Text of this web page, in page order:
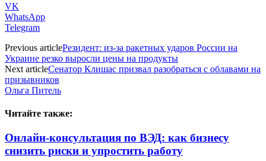
VK
WhatsApp
Telegram
Previous articleРезидент: из-за ракетных ударов России на
Украине резко выросли цены на продукты
Next articleСенатор Клишас призвал разобраться с облавами на
призывников
Ольга Питель
Читайте также:
Онлайн-консультация по ВЭД: как бизнесу
снизить риски и упростить работу